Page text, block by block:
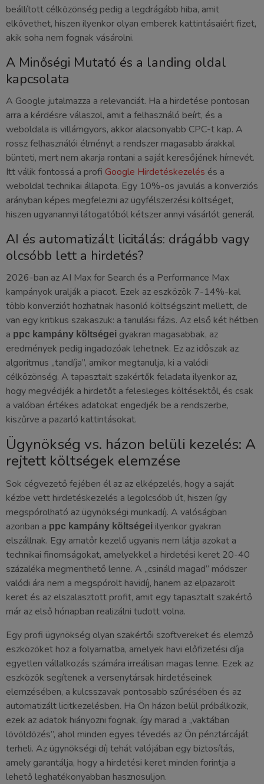
beállított célközönség pedig a legdrágább hiba, amit
elkövethet, hiszen ilyenkor olyan emberek kattintásaiért fizet,
akik soha nem fognak vásárolni.
A Minőségi Mutató és a landing oldal
kapcsolata
A Google jutalmazza a relevanciát. Ha a hirdetése pontosan
arra a kérdésre válaszol, amit a felhasználó beírt, és a
weboldala is villámgyors, akkor alacsonyabb CPC-t kap. A
rossz felhasználói élményt a rendszer magasabb árakkal
bünteti, mert nem akarja rontani a saját keresőjének hírnevét.
Itt válik fontossá a profi Google Hirdetéskezelés és a
weboldal technikai állapota. Egy 10%-os javulás a konverziós
arányban képes megfelezni az ügyfélszerzési költséget,
hiszen ugyanannyi látogatóból kétszer annyi vásárlót generál.
AI és automatizált licitálás: drágább vagy
olcsóbb lett a hirdetés?
2026-ban az AI Max for Search és a Performance Max
kampányok uralják a piacot. Ezek az eszközök 7-14%-kal
több konverziót hozhatnak hasonló költségszint mellett, de
van egy kritikus szakaszuk: a tanulási fázis. Az első két hétben
a ppc kampány költségei gyakran magasabbak, az
eredmények pedig ingadozóak lehetnek. Ez az időszak az
algoritmus „tandíja”, amikor megtanulja, ki a valódi
célközönség. A tapasztalt szakértők feladata ilyenkor az,
hogy megvédjék a hirdetőt a felesleges költésektől, és csak
a valóban értékes adatokat engedjék be a rendszerbe,
kiszűrve a pazarló kattintásokat.
Ügynökség vs. házon belüli kezelés: A
rejtett költségek elemzése
Sok cégvezető fejében él az az elképzelés, hogy a saját
kézbe vett hirdetéskezelés a legolcsóbb út, hiszen így
megspórolható az ügynökségi munkadíj. A valóságban
azonban a ppc kampány költségei ilyenkor gyakran
elszállnak. Egy amatőr kezelő ugyanis nem látja azokat a
technikai finomságokat, amelyekkel a hirdetési keret 20-40
százaléka megmenthető lenne. A „csináld magad” módszer
valódi ára nem a megspórolt havidíj, hanem az elpazarolt
keret és az elszalasztott profit, amit egy tapasztalt szakértő
már az első hónapban realizálni tudott volna.
Egy profi ügynökség olyan szakértői szoftvereket és elemző
eszközöket hoz a folyamatba, amelyek havi előfizetési díja
egyetlen vállalkozás számára irreálisan magas lenne. Ezek az
eszközök segítenek a versenytársak hirdetéseinek
elemzésében, a kulcsszavak pontosabb szűrésében és az
automatizált licitkezelésben. Ha Ön házon belül próbálkozik,
ezek az adatok hiányozni fognak, így marad a „vaktában
lövöldözés”, ahol minden egyes tévedés az Ön pénztárcáját
terheli. Az ügynökségi díj tehát valójában egy biztosítás,
amely garantálja, hogy a hirdetési keret minden forintja a
lehető leghatékonyabban hasznosuljon.